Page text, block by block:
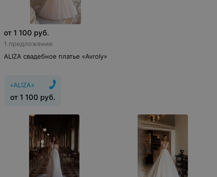
от 1 100 руб.
1 предложение
ALIZA свадебное платье «Avroly»
«ALIZA»
от 1 100 руб.